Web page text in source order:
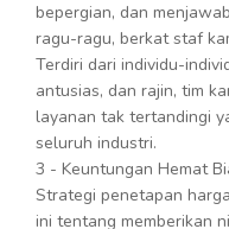
bepergian, dan
ragu-ragu, berkat staf
Terdiri dari individu-
antusias, dan rajin, tim
layanan tak tertandingi
seluruh industri.
3 - Keuntungan Hemat
Strategi penetapan
ini tentang memberikan